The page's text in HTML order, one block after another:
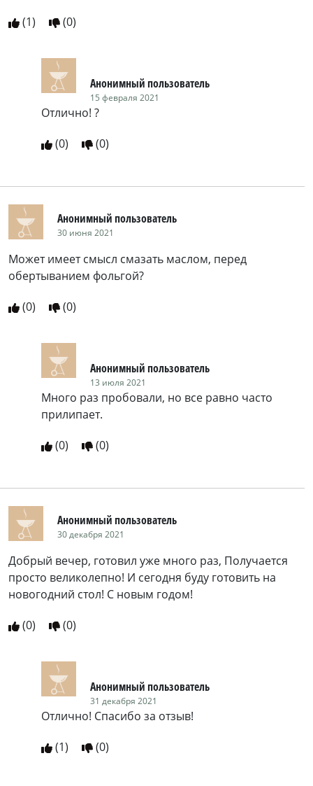
(1) (0)
Анонимный пользователь
15 февраля 2021
Отлично! ?
(0) (0)
Анонимный пользователь
30 июня 2021
Может имеет смысл смазать маслом, перед
обертыванием фольгой?
(0) (0)
Анонимный пользователь
13 июля 2021
Много раз пробовали, но все равно часто
прилипает.
(0) (0)
Анонимный пользователь
30 декабря 2021
Добрый вечер, готовил уже много раз, Получается
просто великолепно! И сегодня буду готовить на
новогодний стол! С новым годом!
(0) (0)
Анонимный пользователь
31 декабря 2021
Отлично! Спасибо за отзыв!
(1) (0)